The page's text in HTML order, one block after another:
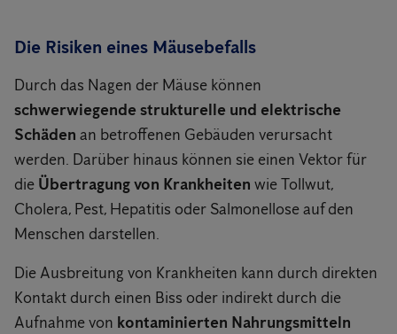
Die Risiken eines Mäusebefalls
Durch das Nagen der Mäuse können
schwerwiegende strukturelle und elektrische
Schäden an betroffenen Gebäuden verursacht
werden. Darüber hinaus können sie einen Vektor für
die Übertragung von Krankheiten wie Tollwut,
Cholera, Pest, Hepatitis oder Salmonellose auf den
Menschen darstellen.
Die Ausbreitung von Krankheiten kann durch direkten
Kontakt durch einen Biss oder indirekt durch die
Aufnahme von kontaminierten Nahrungsmitteln